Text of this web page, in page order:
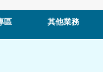
區 其他業務